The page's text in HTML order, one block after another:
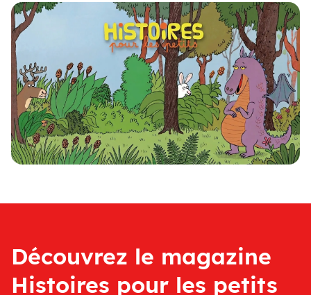
Découvrez le magazine
Histoires pour les petits